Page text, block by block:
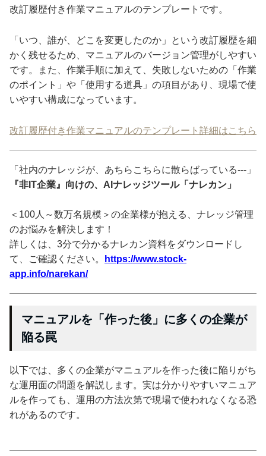
改訂履歴付き作業マニュアルのテンプレートです。
「いつ、誰が、どこを変更したのか」という改訂履歴を細
かく残せるため、マニュアルのバージョン管理がしやすい
です。また、作業手順に加えて、失敗しないための「作業
のポイント」や「使用する道具」の項目があり、現場で使
いやすい構成になっています。
改訂履歴付き作業マニュアルのテンプレート詳細はこちら
「社内のナレッジが、あちらこちらに散らばっている---」
『非IT企業』向けの、AIナレッジツール「ナレカン」
＜100人～数万名規模＞の企業様が抱える、ナレッジ管理
のお悩みを解決します！
詳しくは、3分で分かるナレカン資料をダウンロードし
て、ご確認ください。
https://www.stock-
app.info/narekan/
マニュアルを「作った後」に多くの企業が
陥る罠
以下では、多くの企業がマニュアルを作った後に陥りがち
な運用面の問題を解説します。実は分かりやすいマニュア
ルを作っても、運用の方法次第で現場で使われなくなる恐
れがあるのです。